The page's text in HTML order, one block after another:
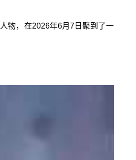
物，在2026年6月7日聚到了一